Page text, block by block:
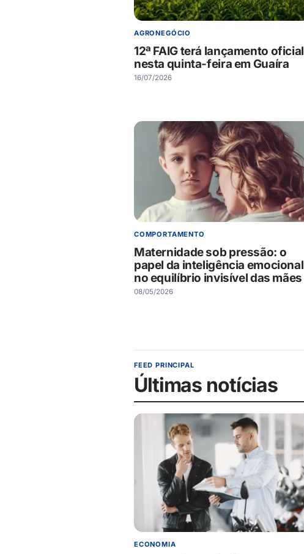
AGRONEGÓCIO
12ª FAIG terá lançamento oficial
nesta quinta-feira em Guaíra
16/07/2026
COMPORTAMENTO
Maternidade sob pressão: o
papel da inteligência emocional
no equilíbrio invisível das mães
08/05/2026
FEED PRINCIPAL
Últimas notícias
ECONOMIA